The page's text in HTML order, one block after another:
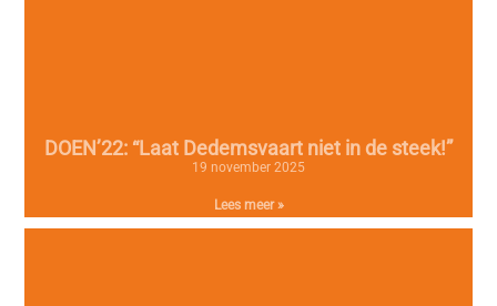
DOEN’22: “Laat Dedemsvaart niet in de steek!”
19 november 2025
Lees meer »